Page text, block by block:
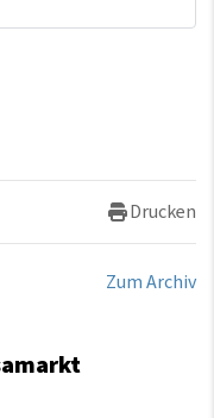
Drucken
Zum Archiv